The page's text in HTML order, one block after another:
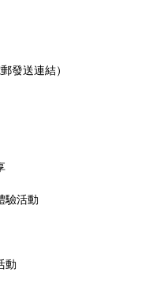
發送連結）
驗活動
動